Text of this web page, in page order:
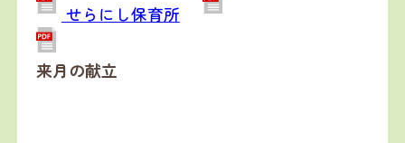
せらにし保育所
来月の献立